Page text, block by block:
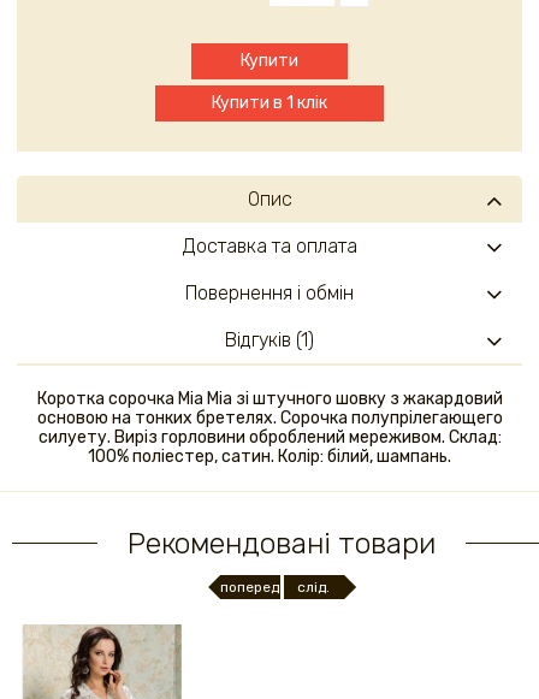
Купити
Купити в 1 клік
Опис
Коротка сорочка Mia Mia зі штучного шовку з жакардовий
основою на тонких бретелях. Сорочка полупрілегающего
силуету. Виріз горловини оброблений мереживом. Склад:
100% поліестер, сатин. Колір: білий, шампань.
Доставка та оплата
Повернення і обмін
Відгуків (1)
Рекомендовані товари
поперед. слід.